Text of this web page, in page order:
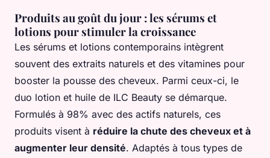
Produits au goût du jour : les sérums et
lotions pour stimuler la croissance
Les sérums et lotions contemporains intègrent
souvent des extraits naturels et des vitamines pour
booster la pousse des cheveux. Parmi ceux-ci, le
duo lotion et huile de ILC Beauty se démarque.
Formulés à 98% avec des actifs naturels, ces
produits visent à réduire la chute des cheveux et à
augmenter leur densité. Adaptés à tous types de